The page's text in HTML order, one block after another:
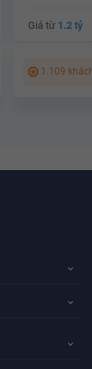
Giá từ 1.2 tỷ
1.109